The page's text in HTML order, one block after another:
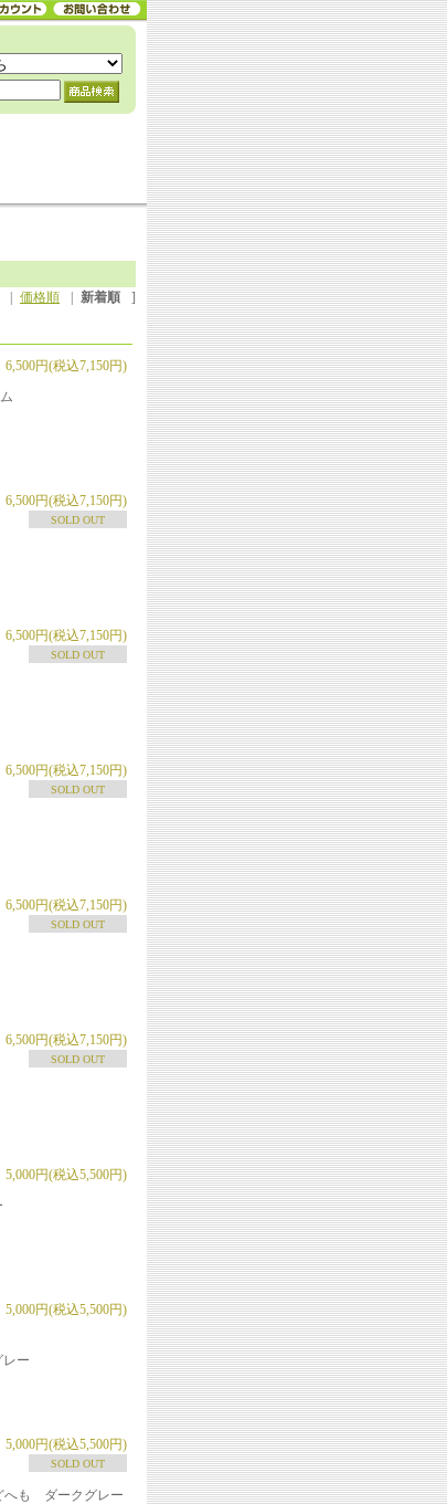
価格順 新着順
]
6,500円(税込7,150円)
6,500円(税込7,150円)
SOLD OUT
6,500円(税込7,150円)
SOLD OUT
6,500円(税込7,150円)
SOLD OUT
6,500円(税込7,150円)
SOLD OUT
6,500円(税込7,150円)
SOLD OUT
5,000円(税込5,500円)
5,000円(税込5,500円)
ー
5,000円(税込5,500円)
SOLD OUT
へも ダークグレー